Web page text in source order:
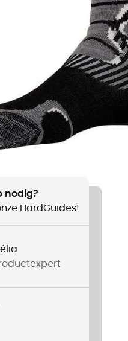
nodig?
HardGuides!